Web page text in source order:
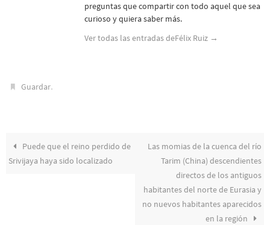
preguntas que compartir con todo aquel que sea
curioso y quiera saber más.
Ver todas las entradas deFélix Ruiz →
Guardar.
Puede que el reino perdido de
Srivijaya haya sido localizado
Las momias de la cuenca del río
Tarim (China) descendientes
directos de los antiguos
habitantes del norte de Eurasia y
no nuevos habitantes aparecidos
en la región